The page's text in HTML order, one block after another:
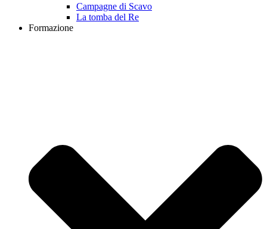
Campagne di Scavo
La tomba del Re
Formazione